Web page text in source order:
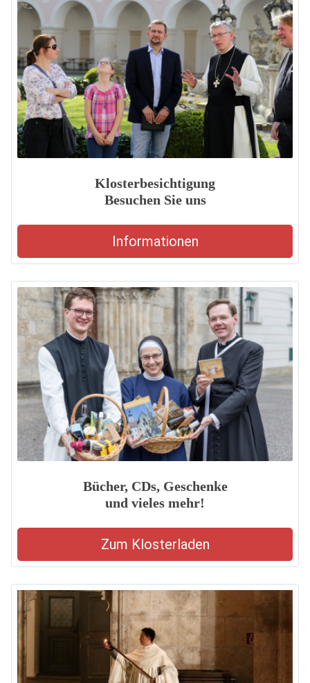
Klosterbesichtigung
Besuchen Sie uns
Informationen
Bücher, CDs, Geschenke
und vieles mehr!
Zum Klosterladen